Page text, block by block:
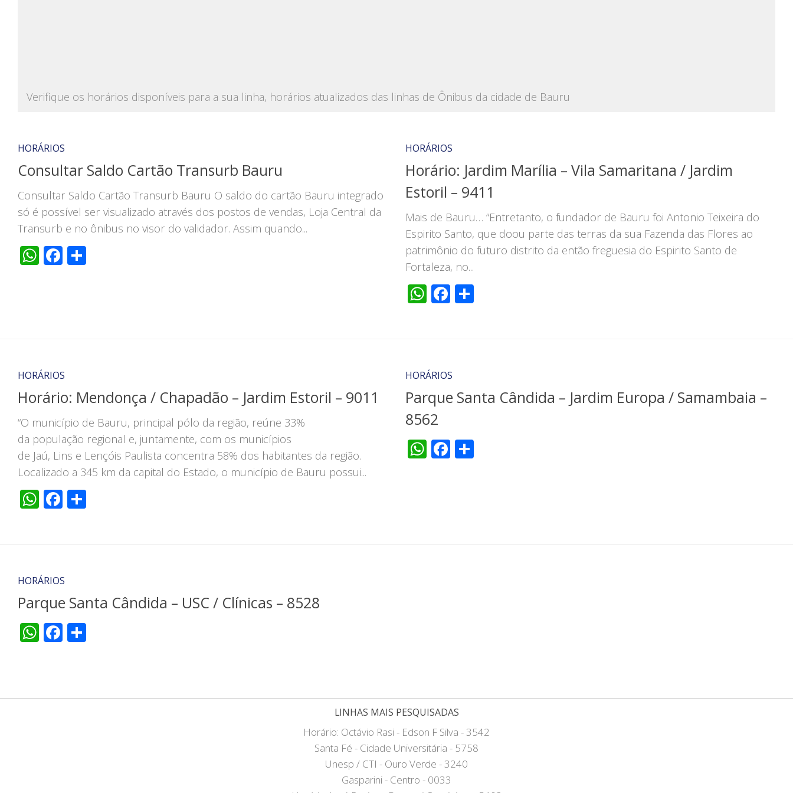
Verifique os horários disponíveis para a sua linha, horários atualizados das linhas de Ônibus da cidade de Bauru
HORÁRIOS
Consultar Saldo Cartão Transurb Bauru
Consultar Saldo Cartão Transurb Bauru O saldo do cartão Bauru integrado
só é possível ser visualizado através dos postos de vendas, Loja Central da
Transurb e no ônibus no visor do validador. Assim quando...
WhatsApp
Facebook
HORÁRIOS
Horário: Jardim Marília – Vila Samaritana / Jardim
Estoril – 9411
Mais de Bauru… “Entretanto, o fundador de Bauru foi Antonio Teixeira do
Espirito Santo, que doou parte das terras da sua Fazenda das Flores ao
patrimônio do futuro distrito da então freguesia do Espirito Santo de
Fortaleza, no...
WhatsApp
Facebook
HORÁRIOS
Horário: Mendonça / Chapadão – Jardim Estoril – 9011
“O município de Bauru, principal pólo da região, reúne 33%
da população regional e, juntamente, com os municípios
de Jaú, Lins e Lençóis Paulista concentra 58% dos habitantes da região.
Localizado a 345 km da capital do Estado, o município de Bauru possui...
WhatsApp
Facebook
HORÁRIOS
Parque Santa Cândida – Jardim Europa / Samambaia –
8562
WhatsApp
Facebook
HORÁRIOS
Parque Santa Cândida – USC / Clínicas – 8528
WhatsApp
Facebook
LINHAS MAIS PESQUISADAS
Horário: Octávio Rasi - Edson F Silva - 3542
Santa Fé - Cidade Universitária - 5758
Unesp / CTI - Ouro Verde - 3240
Gasparini - Centro - 0033